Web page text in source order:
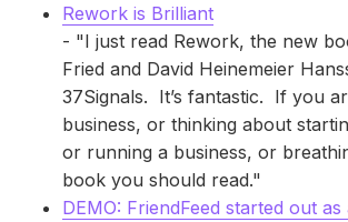
Rework is Brilliant
- "I just read Rework, the new
Fried and David Heinemeier
37Signals. It’s fantastic. If you
business, or thinking about
or running a business, or
book you should read."
DEMO: FriendFeed started out